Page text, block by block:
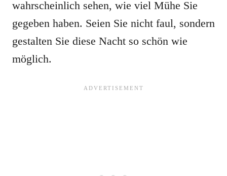
wahrscheinlich sehen, wie viel Mühe Sie
gegeben haben. Seien Sie nicht faul, sondern
gestalten Sie diese Nacht so schön wie
möglich.